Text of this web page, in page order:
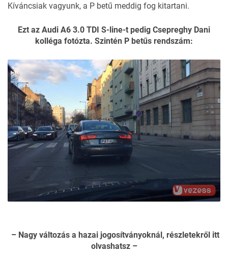
Kíváncsiak vagyunk, a P betű meddig fog kitartani.
Ezt az Audi A6 3.0 TDI S-line-t pedig Csepreghy Dani
kolléga fotózta. Szintén P betűs rendszám:
– Nagy változás a hazai jogosítványoknál, részletekről itt
olvashatsz –